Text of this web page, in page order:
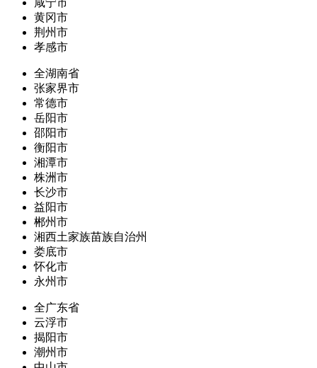
咸宁市
黄冈市
荆州市
孝感市
全湖南省
张家界市
常德市
岳阳市
邵阳市
衡阳市
湘潭市
株洲市
长沙市
益阳市
郴州市
湘西土家族苗族自治州
娄底市
怀化市
永州市
全广东省
云浮市
揭阳市
潮州市